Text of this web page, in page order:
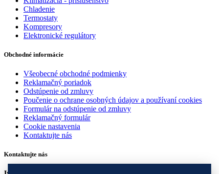
Chladenie
Termostaty
Kompresory
Elektronické regulátory
Obchodné informácie
Všeobecné obchodné podmienky
Reklamačný poriadok
Odstúpenie od zmluvy
Poučenie o ochrane osobných údajov a používaní cookies
Formulár na odstúpenie od zmluvy
Reklamačný formulár
Cookie nastavenia
Kontaktujte nás
Kontaktujte nás